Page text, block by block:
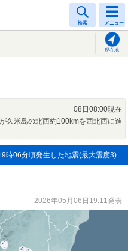
検索 メニュー
現在地
08日08:00現在
久米島の北西約100kmを西北西に進
時06分頃発生した地震(最大震度3)
2026年05月06日19:11発表